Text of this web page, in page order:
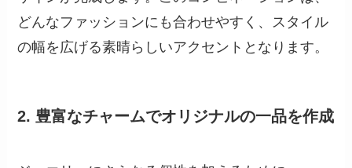
どんなファッションにも合わせやすく、スタイル
の幅を広げる素晴らしいアクセントとなります。
2. 豊富なチャームでオリジナルの一品を作成